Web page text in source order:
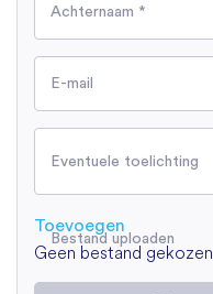
Achternaam *
E-mail
Eventuele toelichting
Bestand uploaden
Toevoegen
Geen bestand gekozen